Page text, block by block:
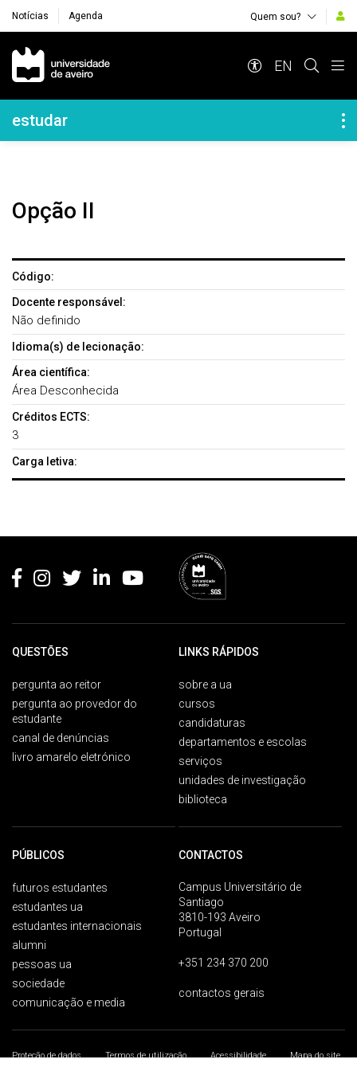
Notícias Agenda Quem sou?
Navegação Principal
EN
Navegação Lateral
estudar
Opção II
Código:
Docente responsável:
Não definido
Idioma(s) de lecionação:
Área científica:
Área Desconhecida
Créditos ECTS:
3
Carga letiva:
QUESTÕES
pergunta ao reitor
pergunta ao provedor do
estudante
canal de denúncias
livro amarelo eletrónico
LINKS RÁPIDOS
sobre a ua
cursos
candidaturas
departamentos e escolas
serviços
unidades de investigação
biblioteca
PÚBLICOS
futuros estudantes
estudantes ua
estudantes internacionais
alumni
pessoas ua
sociedade
comunicação e media
CONTACTOS
Campus Universitário de
Santiago
3810-193 Aveiro
Portugal
+351 234 370 200
contactos gerais
Proteção de dados Termos de utilização Acessibilidade
Mapa do site